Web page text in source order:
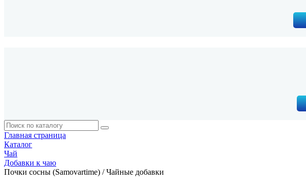
Главная страница
Каталог
Чай
Добавки к чаю
Почки сосны (Samovartime) / Чайные добавки